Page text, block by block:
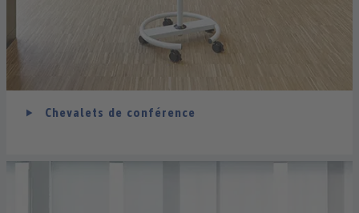
Chevalets de conférence